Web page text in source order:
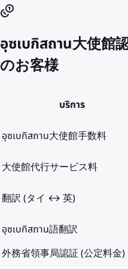
อุซเบกิสถาน大使館
のお客様
บริการ
อุซเบกิสถาน大使館手数料
大使館代行サービス料
翻訳 (タイ ↔ 英)
อุซเบกิสถาน語翻訳
外務省領事局認証 (公定料金)